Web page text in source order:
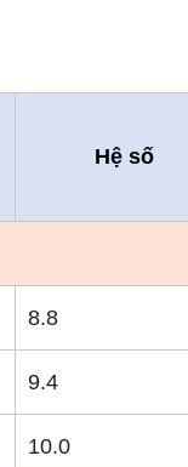
Hệ số
8.8
9.4
10.0